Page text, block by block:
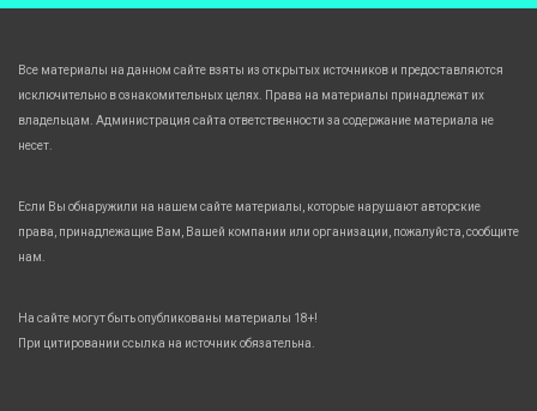
Все материалы на данном сайте взяты из открытых источников и предоставляются
исключительно в ознакомительных целях. Права на материалы принадлежат их
владельцам. Администрация сайта ответственности за содержание материала не
несет.
Если Вы обнаружили на нашем сайте материалы, которые нарушают авторские
права, принадлежащие Вам, Вашей компании или организации, пожалуйста, сообщите
нам.
На сайте могут быть опубликованы материалы 18+!
При цитировании ссылка на источник обязательна.